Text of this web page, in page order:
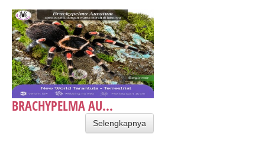
BRACHYPELMA AU...
Selengkapnya